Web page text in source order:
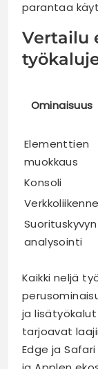
parantaa
Vertailu
Ominaisuus
Elementtien
muokkaus
Konsoli
Verkkoliikenne
Suorituskyvyn
analysointi
Kaikki neljä
ja
tarjoavat
Edge ja